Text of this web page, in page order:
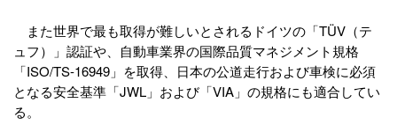
また世界で最も取得が難しいとされるドイツの「TÜV（テ
ュフ）」認証や、自動車業界の国際品質マネジメント規格
「ISO/TS-16949」を取得、日本の公道走行および車検に必須
となる安全基準「JWL」および「VIA」の規格にも適合してい
る。